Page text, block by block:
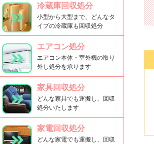
冷蔵庫回収処分
小型から大型まで、どんなタ
イプの冷蔵庫も回収処分
エアコン処分
エアコン本体・室外機の取り
外し処分を承ります
家具回収処分
どんな家具でも運搬し、回収
処分いたします
家電回収処分
どんな家電でも運搬し、回収